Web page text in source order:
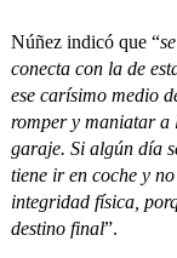
Núñez indicó que “
conecta con la de
ese carísimo medio
romper y maniatar a
garaje. Si algún día
tiene ir en coche y
integridad física,
destino final”.